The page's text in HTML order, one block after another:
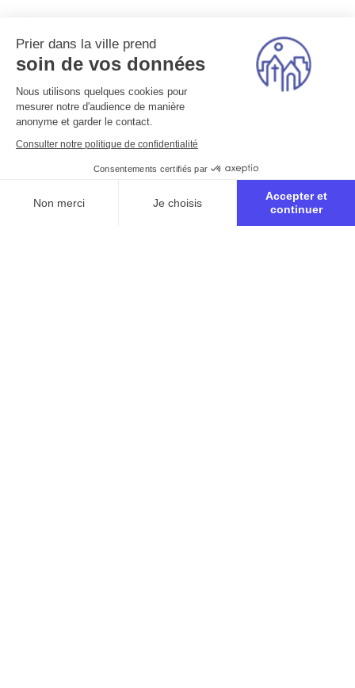
Prier dans la ville prend
soin de vos données
Nous utilisons quelques cookies pour
mesurer notre d'audience de manière
anonyme et garder le contact.
Consulter notre politique de confidentialité
Consentements certifiés par
Non merci Je choisis
Accepter et
continuer